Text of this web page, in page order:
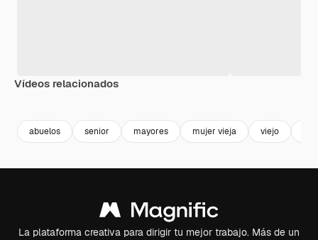
Vídeos relacionados
abuelos senior mayores mujer vieja viejo
La plataforma creativa para dirigir tu mejor trabajo. Más de un